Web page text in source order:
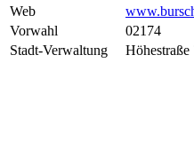
Web
Vorwahl
02174
Stadt-Verwaltung